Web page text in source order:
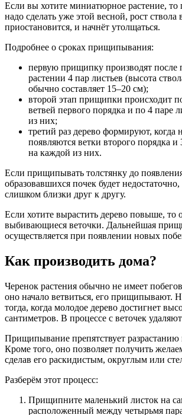
Если вы хотите миниатюрное растение,
надо сделать уже этой весной, рост ствола
приостановится, и начнёт утолщаться.
Подробнее о сроках прищипывания:
первую прищипку производят после
растении 4 пар листьев (высота
обычно составляет 15–20 см);
второй этап прищипки происходит
ветвей первого порядка и по 4 паре
из них;
третий раз дерево формируют, когда
появляются ветки второго порядка и
на каждой из них.
Если прищипывать толстянку до
образовавшихся почек будет
слишком близки друг к другу.
Если хотите вырастить дерево повыше, то
выбивающиеся веточки. Дальнейшая
осуществляется при появлении новых
Как производить дома?
Черенок растения обычно не имеет
оно начало ветвиться, его прищипывают.
тогда, когда молодое дерево достигнет
сантиметров. В процессе с веточек
Прищипывание препятствует разрастанию
Кроме того, оно позволяет получить
сделав его раскидистым, округлым или
Разберём этот процесс:
Прищипните маленький листок на
расположенный между четырьмя